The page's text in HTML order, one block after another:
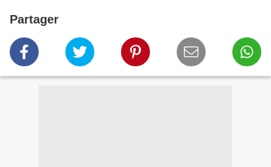
Partager